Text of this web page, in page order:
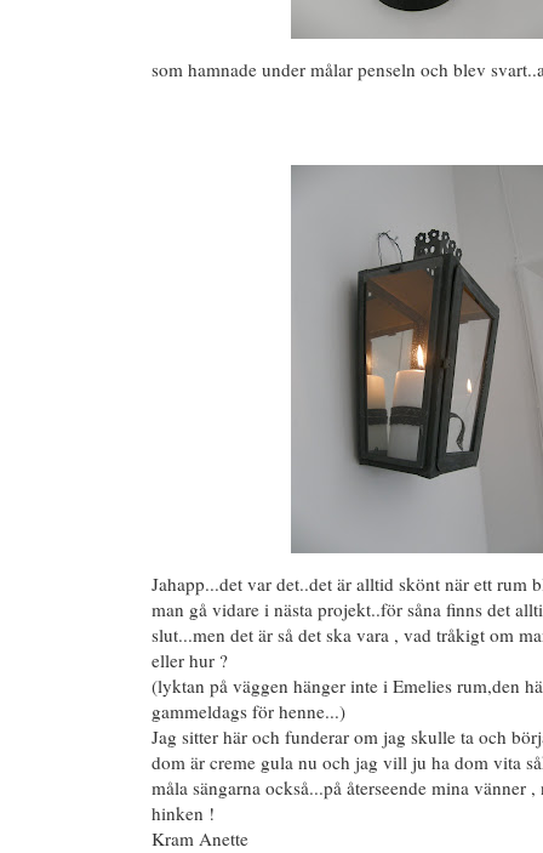
som hamnade under målar penseln och blev
Jahapp...det var det..det är alltid skönt när ett rum
man gå vidare i nästa projekt..för såna finns det
slut...men det är så det ska vara , vad tråkigt om
eller hur ?
(lyktan på väggen hänger inte i Emelies rum,den
gammeldags för henne...)
Jag sitter här och funderar om jag skulle ta och
dom är creme gula nu och jag vill ju ha dom vita
måla sängarna också...på återseende mina vänner
hinken !
Kram Anette